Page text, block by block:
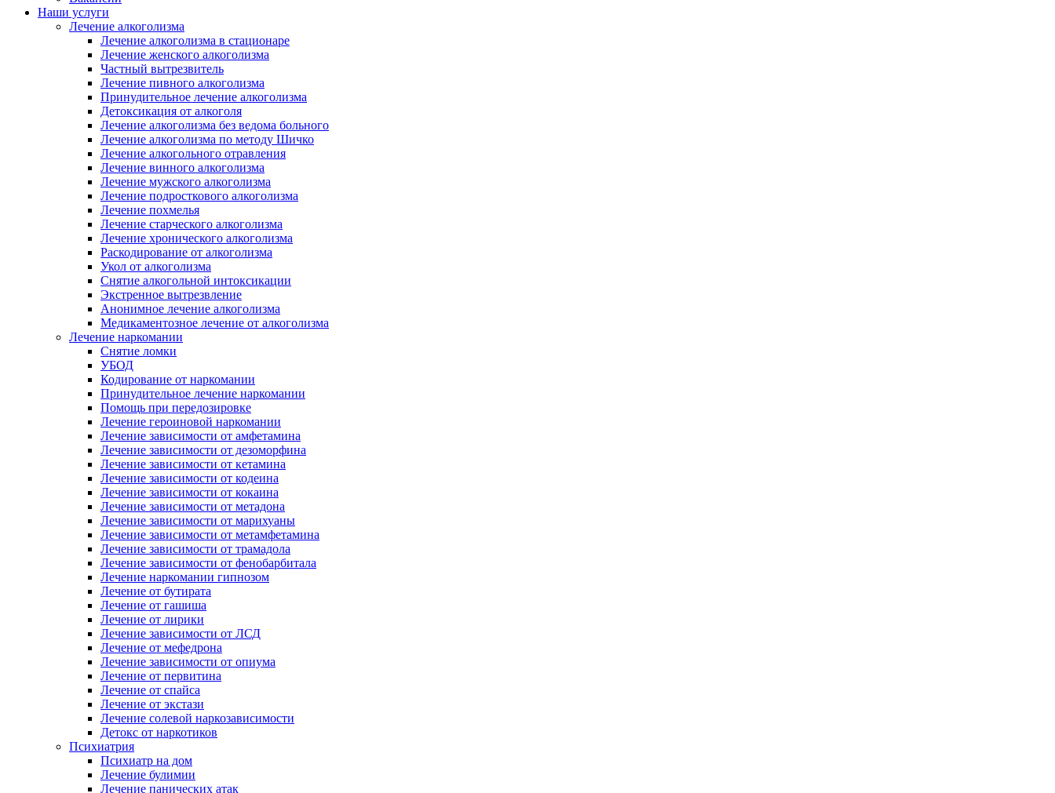
Наши услуги
Лечение алкоголизма
Лечение алкоголизма в стационаре
Лечение женского алкоголизма
Частный вытрезвитель
Лечение пивного алкоголизма
Принудительное лечение алкоголизма
Детоксикация от алкоголя
Лечение алкоголизма без ведома больного
Лечение алкоголизма по методу Шичко
Лечение алкогольного отравления
Лечение винного алкоголизма
Лечение мужского алкоголизма
Лечение подросткового алкоголизма
Лечение похмелья
Лечение старческого алкоголизма
Лечение хронического алкоголизма
Раскодирование от алкоголизма
Укол от алкоголизма
Снятие алкогольной интоксикации
Экстренное вытрезвление
Анонимное лечение алкоголизма
Медикаментозное лечение от алкоголизма
Лечение наркомании
Снятие ломки
УБОД
Кодирование от наркомании
Принудительное лечение наркомании
Помощь при передозировке
Лечение героиновой наркомании
Лечение зависимости от амфетамина
Лечение зависимости от дезоморфина
Лечение зависимости от кетамина
Лечение зависимости от кодеина
Лечение зависимости от кокаина
Лечение зависимости от метадона
Лечение зависимости от марихуаны
Лечение зависимости от метамфетамина
Лечение зависимости от трамадола
Лечение зависимости от фенобарбитала
Лечение наркомании гипнозом
Лечение от бутирата
Лечение от гашиша
Лечение от лирики
Лечение зависимости от ЛСД
Лечение от мефедрона
Лечение зависимости от опиума
Лечение от первитина
Лечение от спайса
Лечение от экстази
Лечение солевой наркозависимости
Детокс от наркотиков
Психиатрия
Психиатр на дом
Лечение булимии
Лечение панических атак